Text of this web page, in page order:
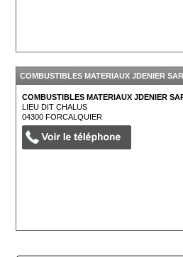
COMBUSTIBLES MATERIAUX JDENIER
COMBUSTIBLES MATERIAUX JDENIER
LIEU DIT CHALUS
04300FORCALQUIER